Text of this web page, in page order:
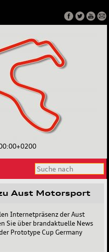
Aust Motorsport
Internetpräsenz der Aust
Sie über brandaktuelle News
Prototype Cup Germany